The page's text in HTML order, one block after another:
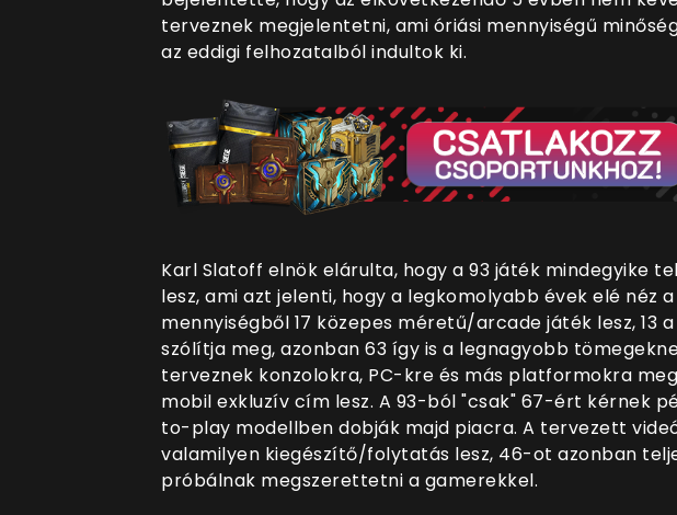
terveznek megjelentetni, ami óriási mennyiségű
az eddigi felhozatalból indultok ki.
Karl Slatoff elnök elárulta, hogy a 93 játék mindegyike
lesz, ami azt jelenti, hogy a legkomolyabb évek elé néz
mennyiségből 17 közepes méretű/arcade játék lesz, 13
szólítja meg, azonban 63 így is a legnagyobb
terveznek konzolokra, PC-kre és más platformokra
mobil exkluzív cím lesz. A 93-ból "csak" 67-ért kérnek
to-play modellben dobják majd piacra. A tervezett
valamilyen kiegészítő/folytatás lesz, 46-ot azonban
próbálnak megszerettetni a gamerekkel.